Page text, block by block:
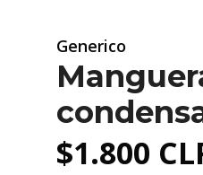
Generico
$1.800